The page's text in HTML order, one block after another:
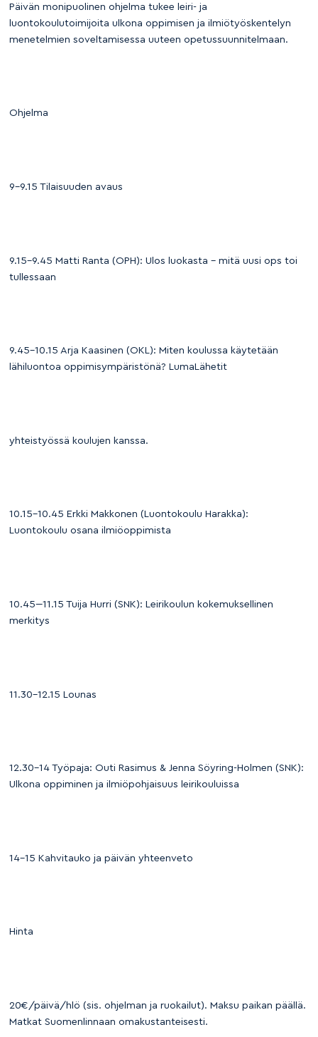
Päivän monipuolinen ohjelma tukee leiri- ja
luontokoulutoimijoita ulkona oppimisen ja ilmiötyöskentelyn
menetelmien soveltamisessa uuteen opetussuunnitelmaan.
Ohjelma
9–9.15 Tilaisuuden avaus
9.15–9.45 Matti Ranta (OPH): Ulos luokasta – mitä uusi ops toi
tullessaan
9.45–10.15 Arja Kaasinen (OKL): Miten koulussa käytetään
lähiluontoa oppimisympäristönä? LumaLähetit
yhteistyössä koulujen kanssa.
10.15–10.45 Erkki Makkonen (Luontokoulu Harakka):
Luontokoulu osana ilmiöoppimista
10.45-–11.15 Tuija Hurri (SNK): Leirikoulun kokemuksellinen
merkitys
11.30–12.15 Lounas
12.30–14 Työpaja: Outi Rasimus & Jenna Söyring-Holmen (SNK):
Ulkona oppiminen ja ilmiöpohjaisuus leirikouluissa
14–15 Kahvitauko ja päivän yhteenveto
Hinta
20€/päivä/hlö (sis. ohjelman ja ruokailut). Maksu paikan päällä.
Matkat Suomenlinnaan omakustanteisesti.